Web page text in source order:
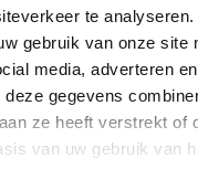
te
gebruik van onze site
media, adverteren
deze gegevens
ze heeft verstrekt of
van uw gebruik van